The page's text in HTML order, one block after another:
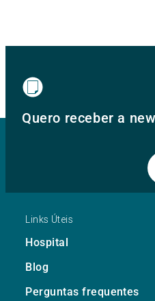
Quero receber a
Links Úteis
Hospital
Blog
Perguntas frequentes